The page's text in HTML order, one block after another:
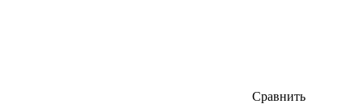
Сравнить